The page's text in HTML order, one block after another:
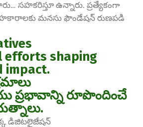
సహకరిస్తూ ఉన్నారు. ప్రత్యేకంగా
మనసు ఫౌండేషన్ రుణపడి
efforts shaping
impact.
ప్రభావాన్ని రూపొందించే
డిజిటలైజేషన్